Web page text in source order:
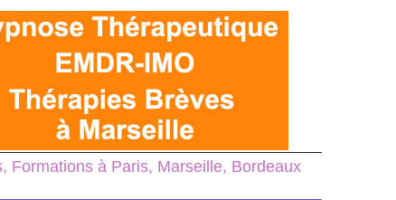
Formations à Paris, Marseille, Bordeaux